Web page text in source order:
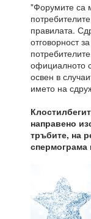
"Форумите са
правилата.
отговорност
официалното
освен в
името на
направено
тръбите, на
спермограма